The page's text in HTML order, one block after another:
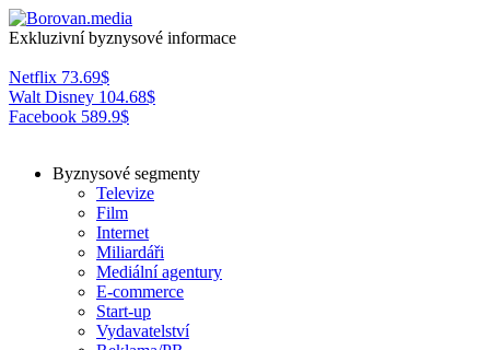
Exkluzivní byznysové informace
Netflix 73.69$
Walt Disney 104.68$
Facebook 589.9$
Byznysové segmenty
Televize
Film
Internet
Miliardáři
Mediální agentury
E-commerce
Start-up
Vydavatelství